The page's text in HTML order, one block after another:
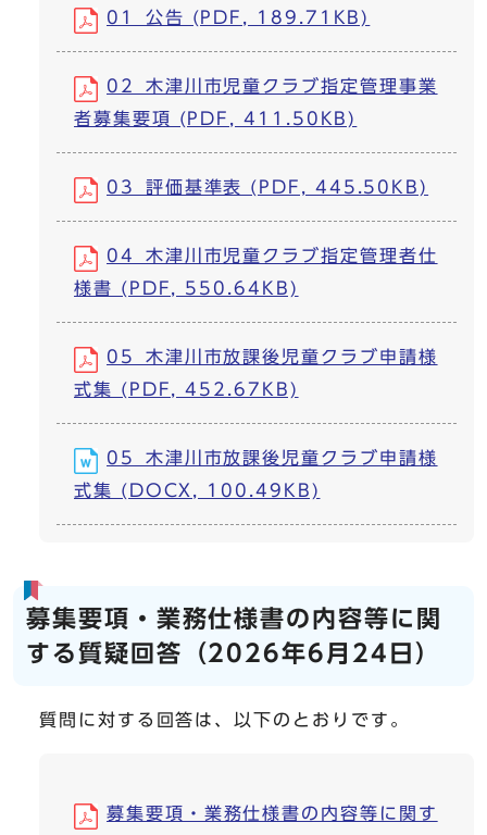
01_公告 (PDF, 189.71KB)
02_木津川市児童クラブ指定管理事業
者募集要項 (PDF, 411.50KB)
03_評価基準表 (PDF, 445.50KB)
04_木津川市児童クラブ指定管理者仕
様書 (PDF, 550.64KB)
05_木津川市放課後児童クラブ申請様
式集 (PDF, 452.67KB)
05_木津川市放課後児童クラブ申請様
式集 (DOCX, 100.49KB)
募集要項・業務仕様書の内容等に関
する質疑回答（2026年6月24日）
質問に対する回答は、以下のとおりです。
募集要項・業務仕様書の内容等に関す